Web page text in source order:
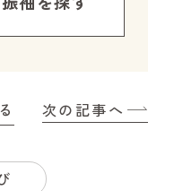
次の記事へ